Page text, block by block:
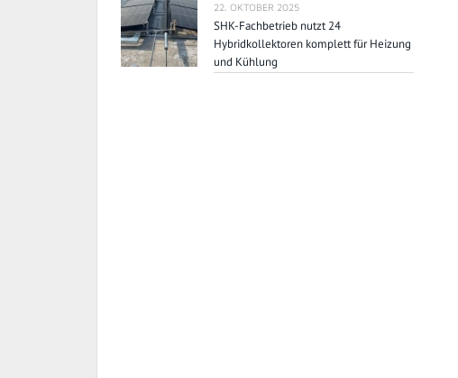
22. OKTOBER 2025
SHK-Fachbetrieb nutzt 24
Hybridkollektoren komplett für Heizung
und Kühlung